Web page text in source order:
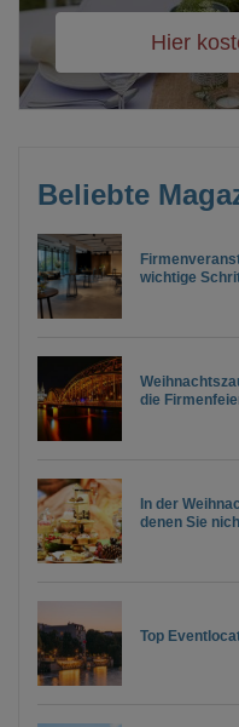
Hier
Beliebte
wichtige
die
In der
denen Sie
Top